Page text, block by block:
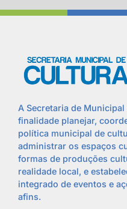
A Secretaria de
finalidade planejar,
política municipal de
administrar os espaços
formas de produções
realidade local, e
integrado de eventos e
afins.